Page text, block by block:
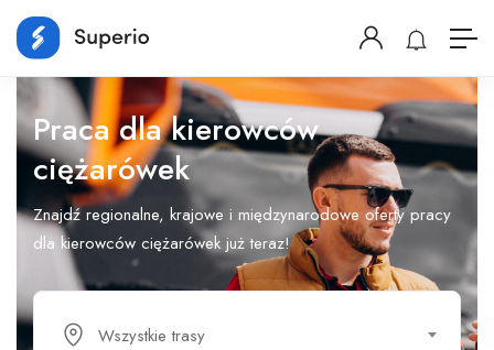
Praca dla kierowców
ciężarówek
Znajdź regionalne, krajowe i międzynarodowe oferty pracy
dla kierowców ciężarówek już teraz!
Wszystkie trasy